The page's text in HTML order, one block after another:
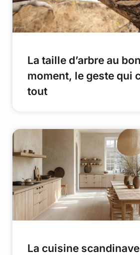
La taille d’arbre au bon
moment, le geste qui
tout
La cuisine